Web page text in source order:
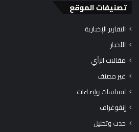
تصنيفات الموقع
التقارير الإخبارية
الأخبار
مقالات الرأي
غير مصنف
اقتباسات وإضاءات
إنفوغراف
حدث وتحليل